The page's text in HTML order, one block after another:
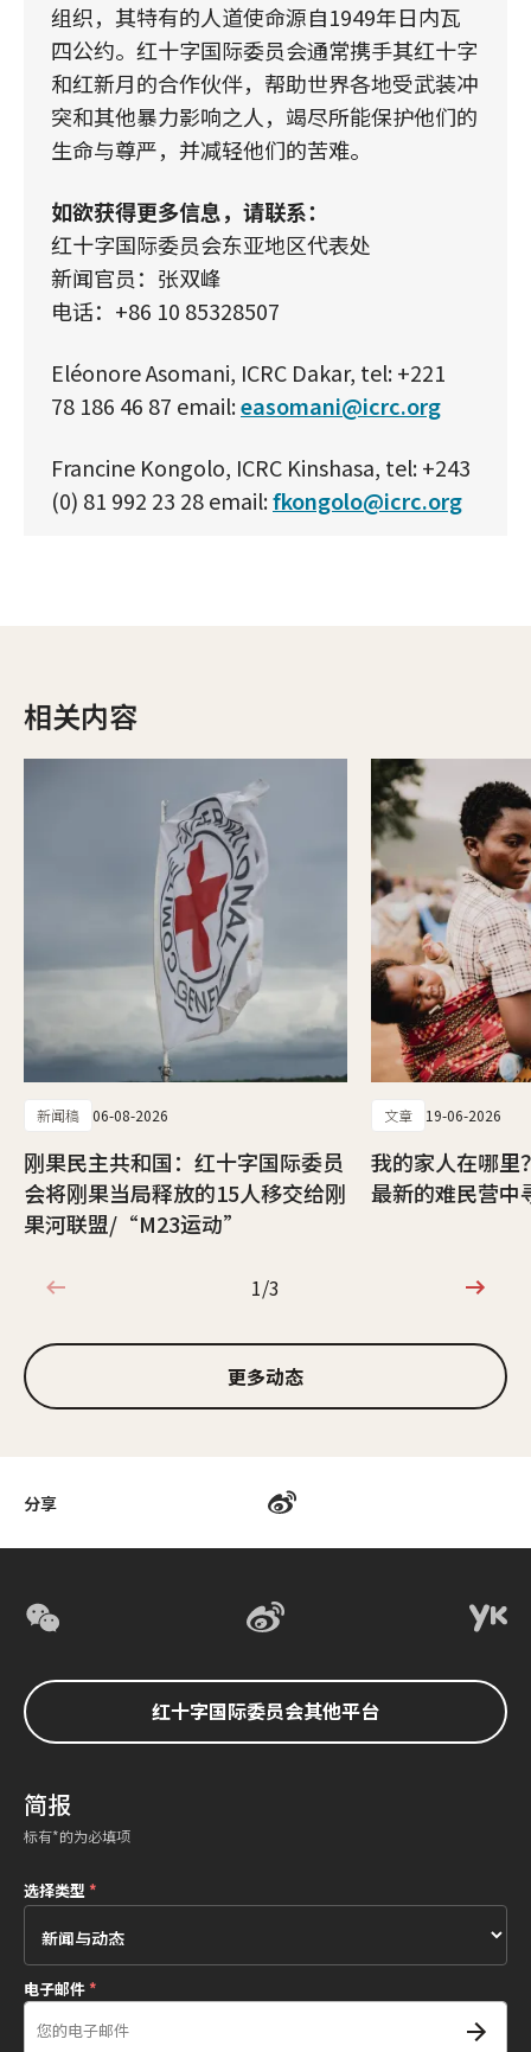
分享
组织，其特有的人道使命源自1949年日内瓦
四公约。红十字国际委员会通常携手其红十字
和红新月的合作伙伴，帮助世界各地受武装冲
突和其他暴力影响之人，竭尽所能保护他们的
生命与尊严，并减轻他们的苦难。
如欲获得更多信息，请联系：
红十字国际委员会东亚地区代表处
新闻官员：张双峰
电话：+86 10 85328507
Eléonore Asomani, ICRC Dakar, tel: +221
78 186 46 87 email:easomani@icrc.org
Francine Kongolo, ICRC Kinshasa, tel: +243
(0) 81 992 23 28 email:fkongolo@icrc.org
相关内容
新闻稿 06-08-2026
刚果民主共和国：红十字国际委员
会将刚果当局释放的15人移交给刚
果河联盟/“M23运动”
文章 19-06-2026
我的家人在哪里
最新的难民营中
1/3
1/3
更多动态
红十字国际委员会其他平台
简报
标有*的为必填项
选择类型*
电子邮件*